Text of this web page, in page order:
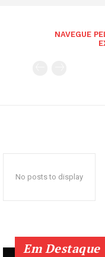
NAVEGUE
No posts to display
Em Destaque